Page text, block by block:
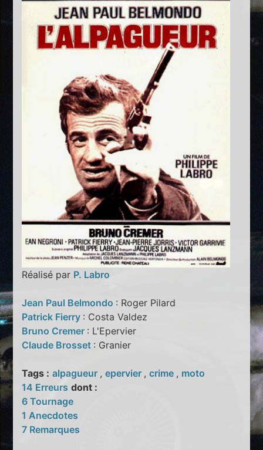
Réalisé par P. Labro
Jean Paul Belmondo : Roger Pilard
Patrick Fierry : Costa Valdez
Bruno Cremer : L'Epervier
Claude Brosset : Granier
Tags : alpagueur ,epervier ,crime , moto
14 Erreurs dont :
6 Tournage
1 Anecdotes
7 Remarques